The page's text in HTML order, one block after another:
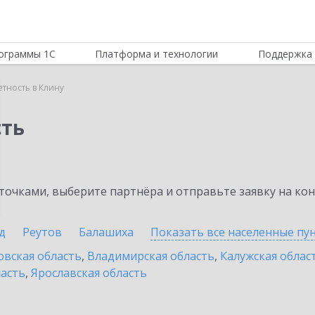
1С Платформа и технологии Поддержка
в Клину
выберите партнёра и отправьте заявку на
Реутов Балашиха Показать все населенные
область, Владимирская область, Калужская
, Ярославская область